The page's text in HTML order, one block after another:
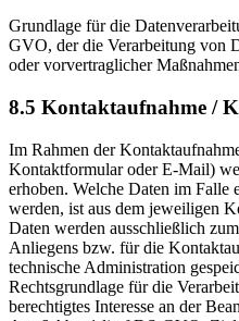
Grundlage für die
GVO, der die Verarbeitung von
oder vorvertraglicher
8.5 Kontaktaufnahme /
Im Rahmen der
Kontaktformular oder E-Mail)
erhoben. Welche Daten im Falle
werden, ist aus dem jeweiligen
Daten werden ausschließlich
Anliegens bzw. für die
technische Administration
Rechtsgrundlage für die
berechtigtes Interesse an der